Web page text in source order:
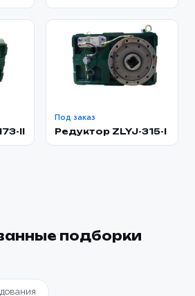
II
Под заказ
Редуктор ZLYJ-315-l
подборки